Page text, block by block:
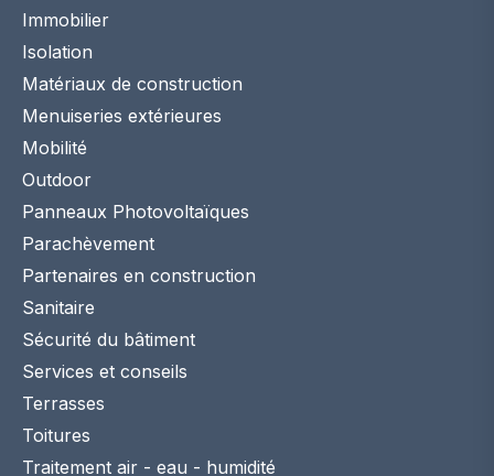
Immobilier
Isolation
Matériaux de construction
Menuiseries extérieures
Mobilité
Outdoor
Panneaux Photovoltaïques
Parachèvement
Partenaires en construction
Sanitaire
Sécurité du bâtiment
Services et conseils
Terrasses
Toitures
Traitement air - eau - humidité